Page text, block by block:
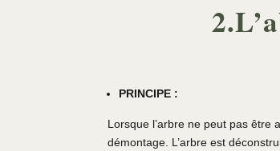
PRINCIPE :
Lorsque l’arbre ne peut pas être
démontage. L’arbre est